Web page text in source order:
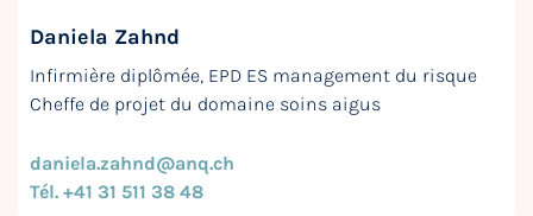
Daniela Zahnd
Infirmière diplômée, EPD ES management du risque
Cheffe de projet du domaine soins aigus
daniela.zahnd@anq.ch
Tél. +41 31 511 38 48